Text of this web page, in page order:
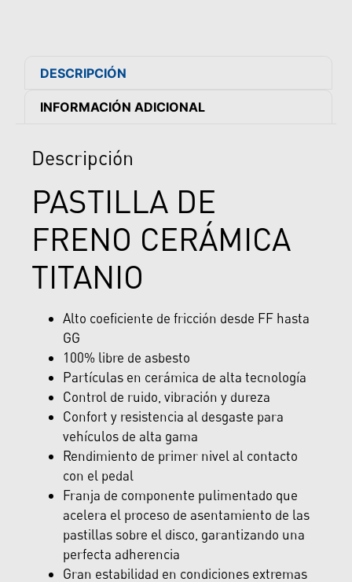
DESCRIPCIÓN
INFORMACIÓN ADICIONAL
Descripción
PASTILLA DE
FRENO CERÁMICA
TITANIO
Alto coeficiente de fricción desde FF hasta
GG
100% libre de asbesto
Partículas en cerámica de alta tecnología
Control de ruido, vibración y dureza
Confort y resistencia al desgaste para
vehículos de alta gama
Rendimiento de primer nivel al contacto
con el pedal
Franja de componente pulimentado que
acelera el proceso de asentamiento de las
pastillas sobre el disco, garantizando una
perfecta adherencia
Gran estabilidad en condiciones extremas